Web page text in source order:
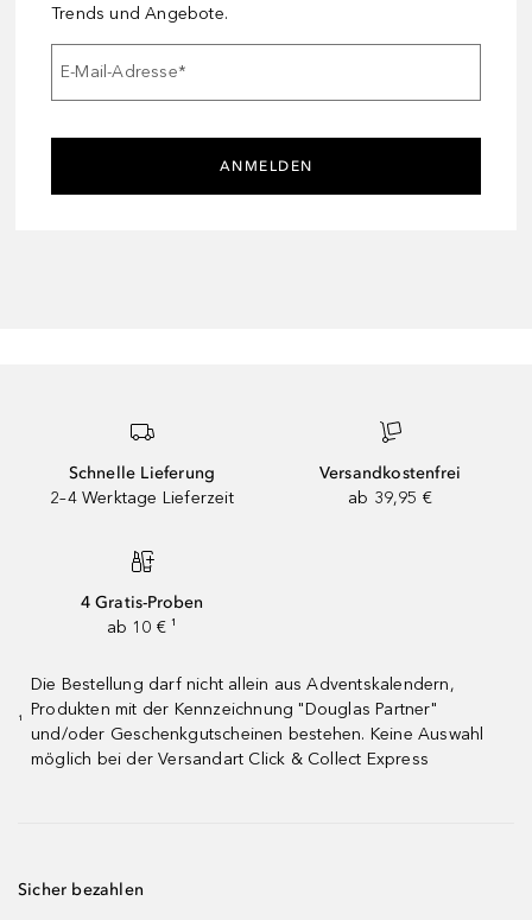
Trends und Angebote.
E-Mail-Adresse*
ANMELDEN
Schnelle Lieferung
2–4 Werktage Lieferzeit
Versandkostenfrei
ab 39,95 €
4 Gratis-Proben
ab 10 € ¹
¹
Die Bestellung darf nicht allein aus Adventskalendern,
Produkten mit der Kennzeichnung "Douglas Partner"
und/oder Geschenkgutscheinen bestehen. Keine Auswahl
möglich bei der Versandart Click & Collect Express
Sicher bezahlen